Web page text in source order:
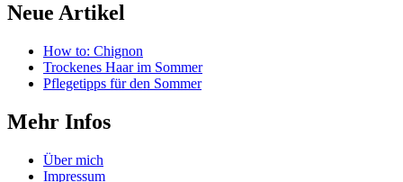
Neue Artikel
How to: Chignon
Trockenes Haar im Sommer
Pflegetipps für den Sommer
Mehr Infos
Über mich
Impressum